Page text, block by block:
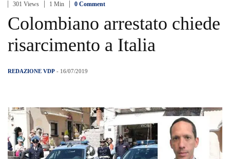
301 Views 1 Min 0 Comment
Colombiano arrestato chiede
risarcimento a Italia
REDAZIONE VDP - 16/07/2019